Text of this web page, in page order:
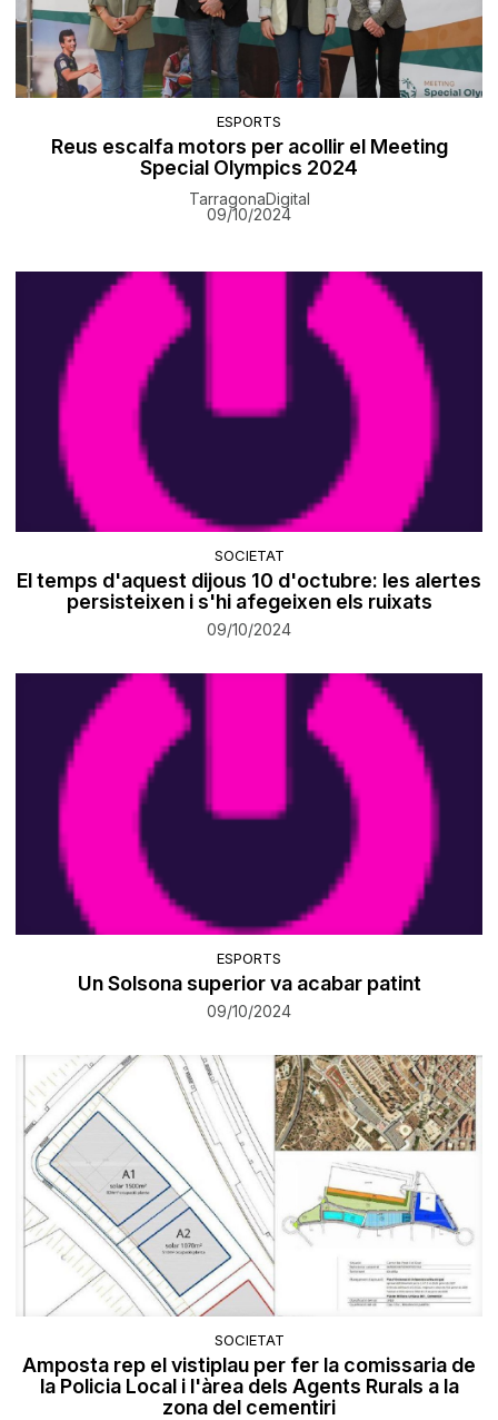
ESPORTS
Reus escalfa motors per acollir el Meeting
Special Olympics 2024
TarragonaDigital
09/10/2024
SOCIETAT
El temps d'aquest dijous 10 d'octubre: les alertes
persisteixen i s'hi afegeixen els ruixats
09/10/2024
ESPORTS
Un Solsona superior va acabar patint
09/10/2024
SOCIETAT
Amposta rep el vistiplau per fer la comissaria de
la Policia Local i l'àrea dels Agents Rurals a la
zona del cementiri